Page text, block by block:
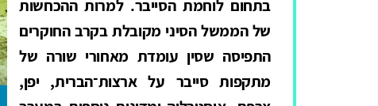
בתחום לוחמת הסייבר. למרות ההכחשות
של הממשל הסיני מקובלת בקרב החוקרים
התפיסה שסין עומדת מאחורי שורה של
מתקפות סייבר על ארצות־הברית, יפן,